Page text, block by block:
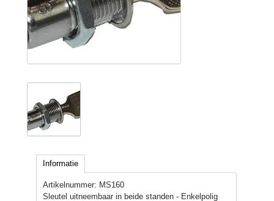
Informatie
Artikelnummer: MS160
Sleutel uitneembaar in beide standen - Enkelpolig